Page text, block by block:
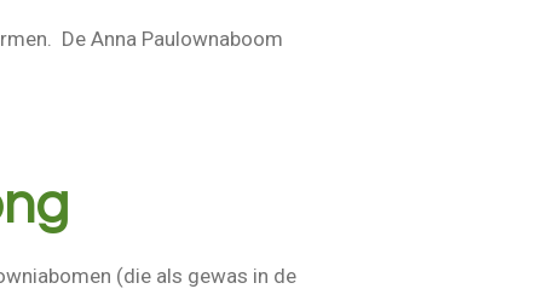
De Anna Paulownaboom
(die als gewas in de